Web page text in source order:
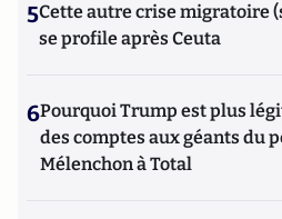
5Cette autre crise migratoire
se profile après Ceuta
6Pourquoi Trump est plus
des comptes aux géants du
Mélenchon à Total